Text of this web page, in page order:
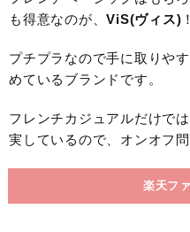
も得意なのが、ViS(ヴィス) ！
プチプラなので手に取りや
めているブランドです。
フレンチカジュアルだけで
実しているので、オンオフ
楽天フ